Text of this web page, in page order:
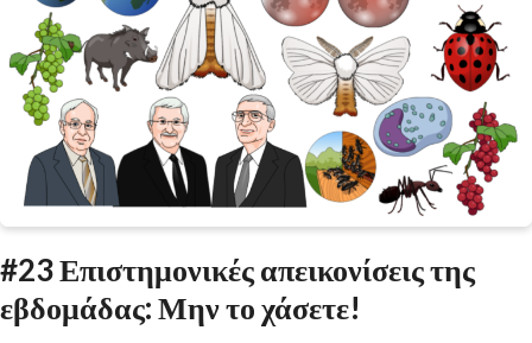
#23 Επιστημονικές απεικονίσεις της
εβδομάδας: Μην το χάσετε!